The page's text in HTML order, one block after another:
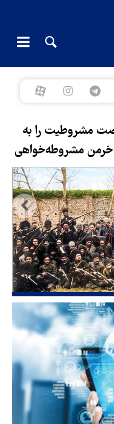
مشروطیت را به
خرمن مشروطه‌خواهی